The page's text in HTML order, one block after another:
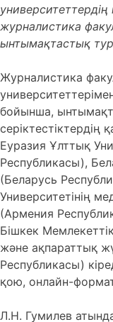
журналистика
ынтымақтастық
Журналистика
бойынша,
Еуразия Ұлттық
Республикасы),
(Беларусь
Университетінің
(Армения
Бішкек
және ақпараттық
Республикасы)
қою, онлайн-
Л.Н. Гумилев